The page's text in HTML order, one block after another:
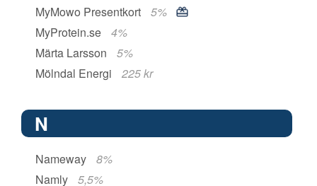
MyMowo Presentkort
5%
MyProtein.se
4%
Märta Larsson
5%
Mölndal Energi
225 kr
N
Nameway
8%
Namly
5,5%